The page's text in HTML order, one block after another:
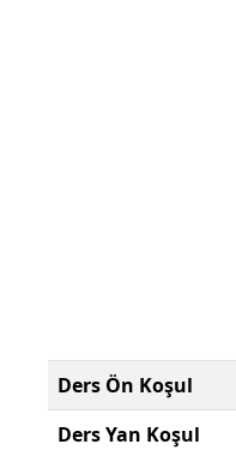
Ders Ön Koşul
Ders Yan Koşul